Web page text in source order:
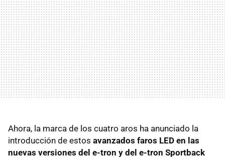
Ahora, la marca de los cuatro aros ha anunciado la
introducción de estos avanzados faros LED en las
nuevas versiones del e-tron y del e-tron Sportback